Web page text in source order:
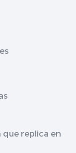
que replica en